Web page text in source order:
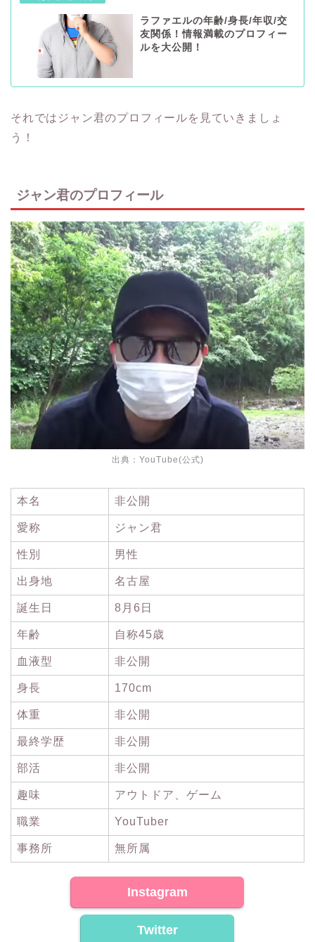
ラファエルの年齢/身長/年収/交
友関係！情報満載のプロフィー
ルを大公開！
それではジャン君のプロフィールを見ていきましょ
う！
ジャン君のプロフィール
出典：YouTube(公式)
本名 非公開
愛称 ジャン君
性別 男性
出身地 名古屋
誕生日 8月6日
年齢 自称45歳
血液型 非公開
身長 170cm
体重 非公開
最終学歴 非公開
部活 非公開
趣味 アウトドア、ゲーム
職業 YouTuber
事務所 無所属
Instagram
Twitter